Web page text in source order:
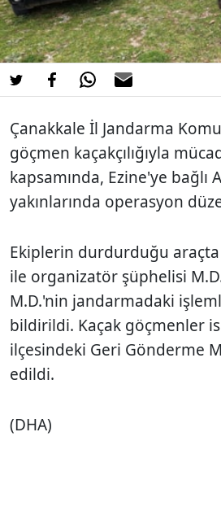
Çanakkale İl Jandarma
göçmen kaçakçılığıyla
kapsamında, Ezine'ye bağlı
yakınlarında operasyon
Ekiplerin durdurduğu
ile organizatör şüphelisi
M.D.'nin jandarmadaki
bildirildi. Kaçak göçmenler
ilçesindeki Geri Gönderme
edildi.
(DHA)